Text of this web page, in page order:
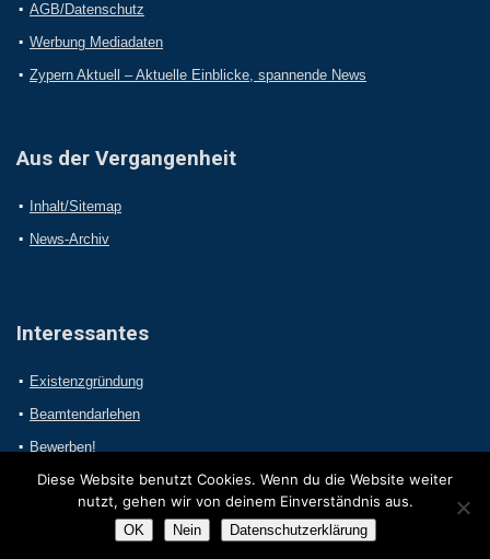
AGB/Datenschutz
Werbung Mediadaten
Zypern Aktuell – Aktuelle Einblicke, spannende News
Aus der Vergangenheit
Inhalt/Sitemap
News-Archiv
Interessantes
Existenzgründung
Beamtendarlehen
Bewerben!
2017 Online-Presseportal.com. Alle Rechte vorbehalten.
Diese Website benutzt Cookies. Wenn du die Website weiter
nutzt, gehen wir von deinem Einverständnis aus.
OK Nein Datenschutzerklärung